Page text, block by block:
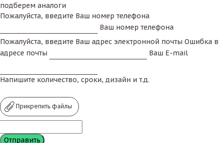
подберем аналоги
Пожалуйста, введите Ваш номер телефона
Ваш номер телефона
Пожалуйста, введите Ваш адрес электронной почты Ошибка в
адресе почты
Ваш E-mail
Напишите количество, сроки, дизайн и т.д.
Прикрепить файлы